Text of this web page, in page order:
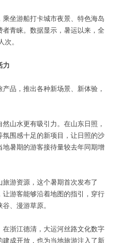
坐游船打卡城市夜景、特色海岛
青睐。数据显示，暑运以来，全
。
力
品，推出各种新场景、新体验，
山水更有吸引力。在山东日照，
围感十足的新项目，让日照的沙
暑期的游客接待量较去年同期增
游资源，这个暑期首次发布了
让游客能够沿着地图的指引，穿行
、漫游草原。
浙江德清，大运河丝路文化数字
成开放，也为当地旅游注入了新